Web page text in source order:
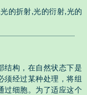
的折射,光的衍射,光的
结构，在自然状态下是
须经过某种处理，将组
过细胞。为了适应这个